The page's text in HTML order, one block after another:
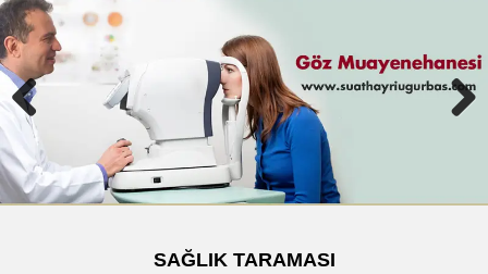
Previous
SAĞLIK TARAMASI